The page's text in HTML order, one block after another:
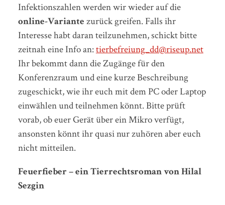
Infektionszahlen werden wir wieder auf die
online-Variante zurück greifen. Falls ihr
Interesse habt daran teilzunehmen, schickt bitte
zeitnah eine Info an:tierbefreiung_dd@riseup.net
Ihr bekommt dann die Zugänge für den
Konferenzraum und eine kurze Beschreibung
zugeschickt, wie ihr euch mit dem PC oder Laptop
einwählen und teilnehmen könnt. Bitte prüft
vorab, ob euer Gerät über ein Mikro verfügt,
ansonsten könnt ihr quasi nur zuhören aber euch
nicht mitteilen.
Feuerfieber – ein Tierrechtsroman von Hilal
Sezgin